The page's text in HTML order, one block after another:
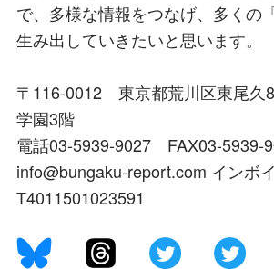
で、多様な情報をつなげ、多くの
生み出していきたいと思います。
〒116-0012 東京都荒川区東尾
学園3階
電話03-5939-9027 FAX03-5939-
info@bungaku-report.com インボ
T4011501023591